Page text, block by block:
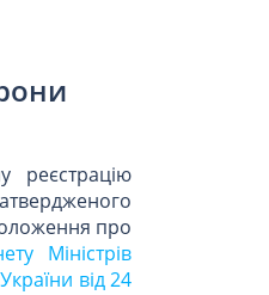
реєстрацію
про
Міністрів
від 24